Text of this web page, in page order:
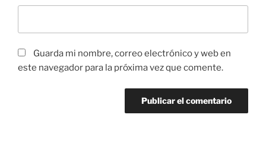
Guarda mi nombre, correo electrónico y web en
este navegador para la próxima vez que comente.